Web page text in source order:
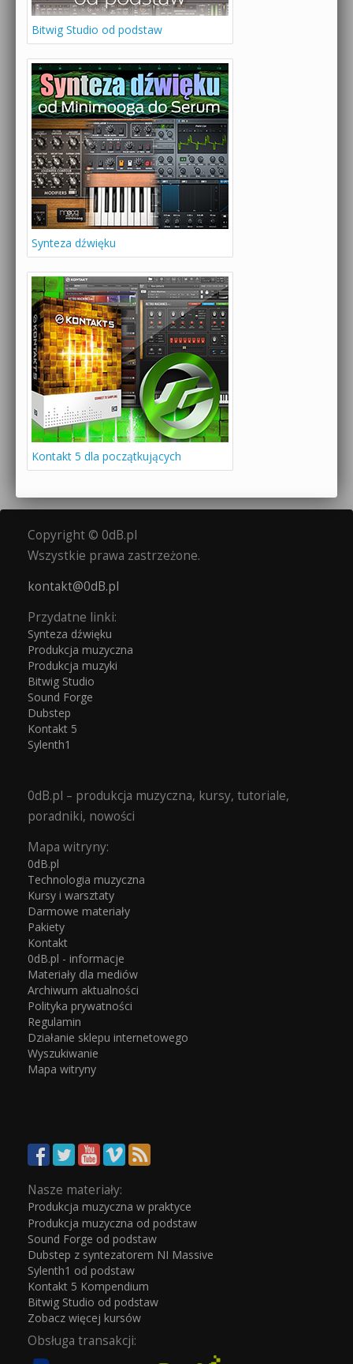
Bitwig Studio od podstaw
Synteza dźwięku
Kontakt 5 dla początkujących
Copyright © 0dB.pl
Wszystkie prawa zastrzeżone.
kontakt@0dB.pl
Przydatne linki:
Synteza dźwięku
Produkcja muzyczna
Produkcja muzyki
Bitwig Studio
Sound Forge
Dubstep
Kontakt 5
Sylenth1
0dB.pl – produkcja muzyczna, kursy, tutoriale,
poradniki, nowości
Mapa witryny:
0dB.pl
Technologia muzyczna
Kursy i warsztaty
Darmowe materiały
Pakiety
Kontakt
0dB.pl - informacje
Materiały dla mediów
Archiwum aktualności
Polityka prywatności
Regulamin
Działanie sklepu internetowego
Wyszukiwanie
Mapa witryny
Nasze materiały:
Produkcja muzyczna w praktyce
Produkcja muzyczna od podstaw
Sound Forge od podstaw
Dubstep z syntezatorem NI Massive
Sylenth1 od podstaw
Kontakt 5 Kompendium
Bitwig Studio od podstaw
Zobacz więcej kursów
Obsługa transakcji: